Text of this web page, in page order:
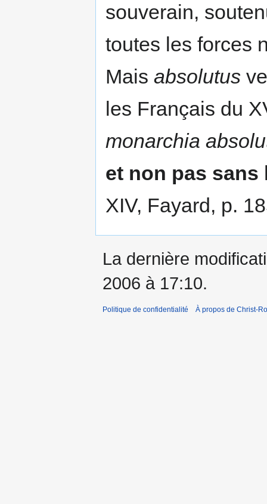
souverain,
toutes les forces
Mais absolutus
les Français du
monarchia
et non pas sans
XIV, Fayard, p.
La dernière
2006 à 17:10.
Politique de confidentialité À propos de Christ-